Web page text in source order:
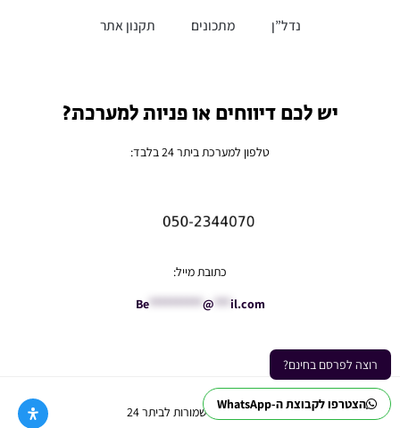
הצטרפו לקבוצת ה-WhatsApp
רוצה לפרסם בחינם?
נדל”ן
מתכונים תקנון אתר
יש לכם דיווחים או פניות למערכת?
טלפון למערכת ביתר 24 בלבד:
כתובת מייל:
Be********** @ *** il.com
Ⓒ כל הזכויות שמורות לביתר 24